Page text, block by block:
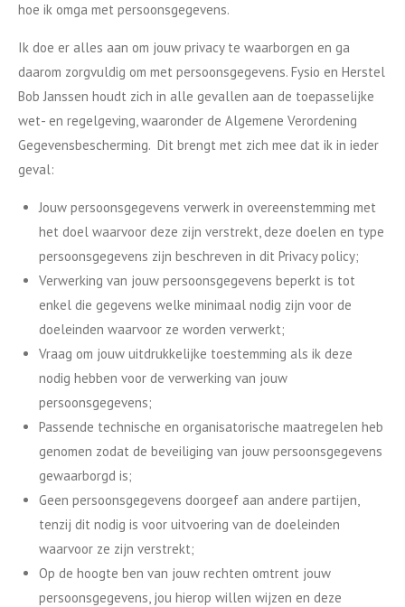
hoe ik omga met persoonsgegevens.
Ik doe er alles aan om jouw privacy te waarborgen en ga
daarom zorgvuldig om met persoonsgegevens. Fysio en Herstel
Bob Janssen houdt zich in alle gevallen aan de toepasselijke
wet- en regelgeving, waaronder de Algemene Verordening
Gegevensbescherming. Dit brengt met zich mee dat ik in ieder
geval:
Jouw persoonsgegevens verwerk in overeenstemming met
het doel waarvoor deze zijn verstrekt, deze doelen en type
persoonsgegevens zijn beschreven in dit Privacy policy;
Verwerking van jouw persoonsgegevens beperkt is tot
enkel die gegevens welke minimaal nodig zijn voor de
doeleinden waarvoor ze worden verwerkt;
Vraag om jouw uitdrukkelijke toestemming als ik deze
nodig hebben voor de verwerking van jouw
persoonsgegevens;
Passende technische en organisatorische maatregelen heb
genomen zodat de beveiliging van jouw persoonsgegevens
gewaarborgd is;
Geen persoonsgegevens doorgeef aan andere partijen,
tenzij dit nodig is voor uitvoering van de doeleinden
waarvoor ze zijn verstrekt;
Op de hoogte ben van jouw rechten omtrent jouw
persoonsgegevens, jou hierop willen wijzen en deze